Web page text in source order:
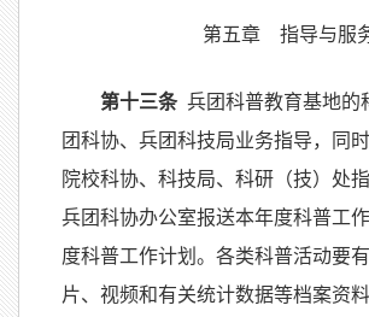
第五章 指导与服
第十三条兵团科普教育基地的
团科协、兵团科技局业务指导，同时
院校科协、科技局、科研（技）处
兵团科协办公室报送本年度科普工
度科普工作计划。各类科普活动要
片、视频和有关统计数据等档案资料